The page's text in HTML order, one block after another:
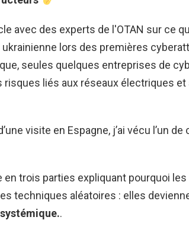
avec des experts de l'OTAN sur ce
lors des premières
seules quelques entreprises de
liés aux réseaux électriques et
visite en Espagne, j’ai vécu l’un
en trois parties expliquant pourquoi
techniques aléatoires : elles
.